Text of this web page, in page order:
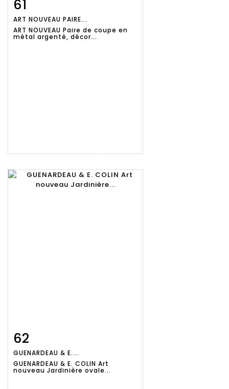
détaillée
61
ART NOUVEAU PAIRE...
ART NOUVEAU Paire de coupe en
métal argenté, décor...
détaillée
62
GUENARDEAU & E....
GUENARDEAU & E. COLIN Art
nouveau Jardinière ovale...